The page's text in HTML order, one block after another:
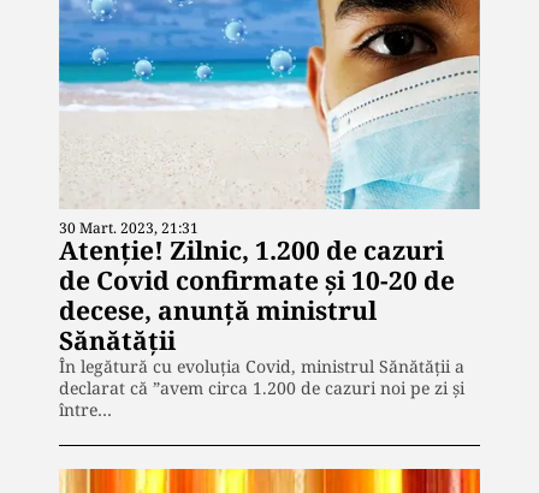
30 Mart. 2023, 21:31
Atenție! Zilnic, 1.200 de cazuri
de Covid confirmate și 10-20 de
decese, anunță ministrul
Sănătății
În legătură cu evoluția Covid, ministrul Sănătății a
declarat că ”avem circa 1.200 de cazuri noi pe zi și
între…